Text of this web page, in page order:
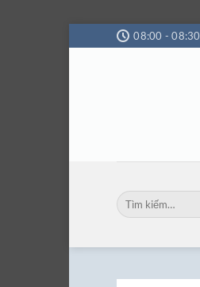
qua
08:00 - 08:30
Tìm
kiếm: